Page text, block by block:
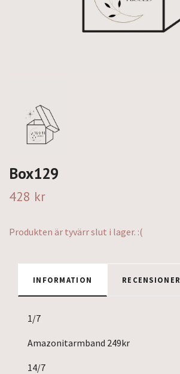
Box129
428 kr
Produkten är tyvärr slut i lager. :(
INFORMATION RECENSIONER
1/7
Amazonitarmband 249kr
14/7